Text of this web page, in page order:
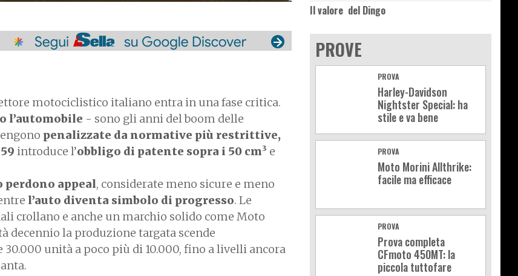
motociclistico italiano entra in una fase critica.
l’automobile - sono gli anni del boom delle
penalizzate da normative più restrittive,
introduce l’obbligo di patente sopra i 50 cm3 e
perdono appeal, considerate meno sicure e meno
l’auto diventa simbolo di progresso. Le
crollano e anche un marchio solido come Moto
decennio la produzione targata scende
unità a poco più di 10.000, fino a livelli ancora
Il valore del Dingo
PROVE
PROVA
Harley-Davidson
Nightster Special: ha
stile e va bene
PROVA
Moto Morini Allthrike:
facile ma efficace
PROVA
Prova completa
CFmoto 450MT: la
piccola tuttofare